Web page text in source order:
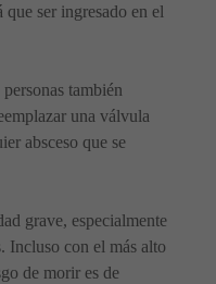
ser ingresado en el
también
una válvula
absceso que se
grave, especialmente
Incluso con el más alto
de morir es de